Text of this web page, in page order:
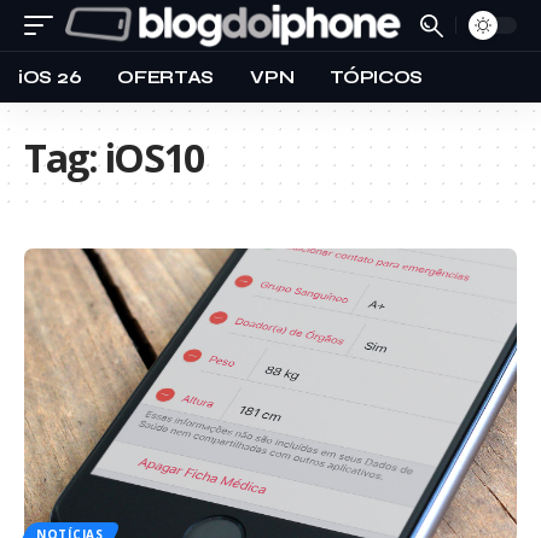
iOS 26 OFERTAS VPN TÓPICOS
Tag:iOS10
NOTÍCIAS